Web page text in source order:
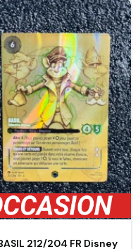
212/204 FR Disney